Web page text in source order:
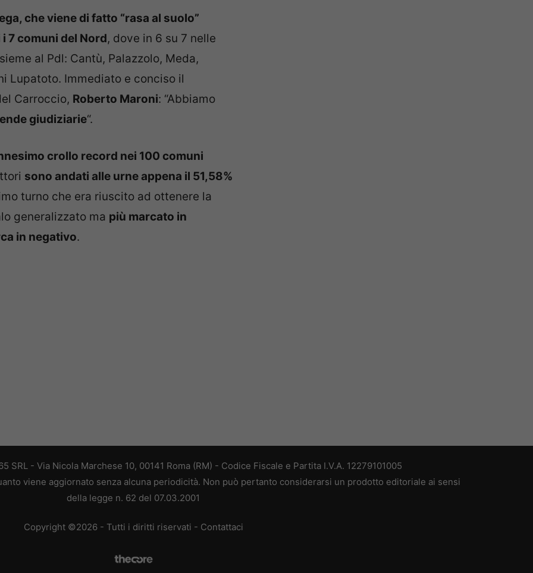
che viene di fatto “rasa al suolo”
7 comuni del Nord, dove in 6 su 7 nelle
al Pdl: Cantù, Palazzolo, Meda,
Lupatoto. Immediato e conciso il
Carroccio, Roberto Maroni: “Abbiamo
giudiziarie“.
crollo record nei 100 comuni
sono andati alle urne appena il 51,58%
turno che era riuscito ad ottenere la
generalizzato ma più marcato in
in negativo.
SRL - Via Nicola Marchese 10, 00141 Roma (RM) - Codice Fiscale e Partita I.V.A. 12279101005
viene aggiornato senza alcuna periodicità. Non può pertanto considerarsi un prodotto editoriale ai sensi
della legge n. 62 del 07.03.2001
Copyright ©2026 - Tutti i diritti riservati - Contattaci